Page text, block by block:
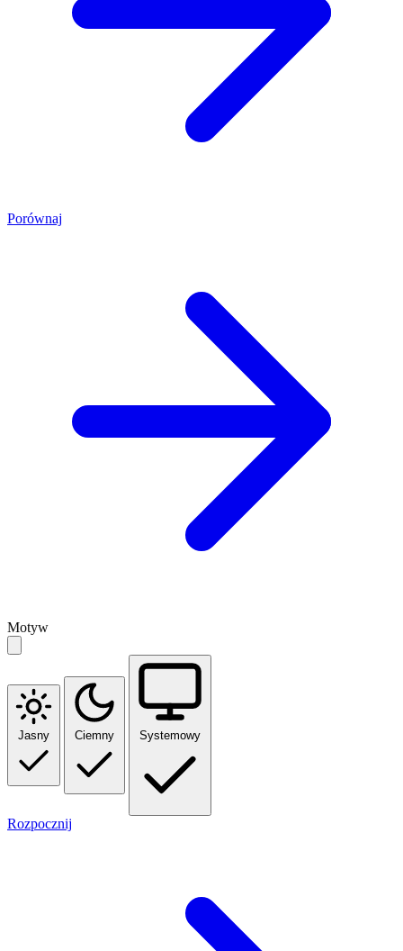
Porównaj
Motyw
Jasny Ciemny Systemowy
Rozpocznij